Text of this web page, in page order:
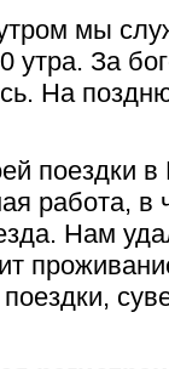
мы
утра. За
На
поездки
работа, в
Нам